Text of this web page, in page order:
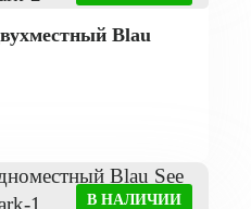
Blau
В НАЛИЧИИ